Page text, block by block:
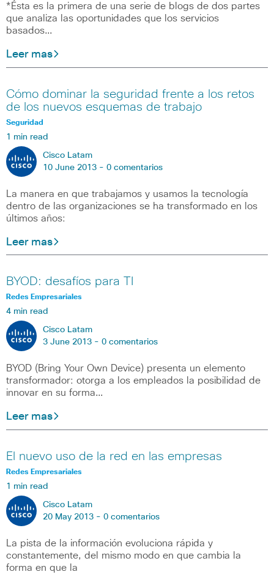
*Ésta es la primera de una serie de blogs de dos partes
que analiza las oportunidades que los servicios
basados…
Leer mas
Cómo dominar la seguridad frente a los retos
de los nuevos esquemas de trabajo
Seguridad
1 min read
Cisco Latam
10 June 2013 - 0 comentarios
La manera en que trabajamos y usamos la tecnología
dentro de las organizaciones se ha transformado en los
últimos años:
Leer mas
BYOD: desafíos para TI
Redes Empresariales
4 min read
Cisco Latam
3 June 2013 - 0 comentarios
BYOD (Bring Your Own Device) presenta un elemento
transformador: otorga a los empleados la posibilidad de
innovar en su forma…
Leer mas
El nuevo uso de la red en las empresas
Redes Empresariales
1 min read
Cisco Latam
20 May 2013 - 0 comentarios
La pista de la información evoluciona rápida y
constantemente, del mismo modo en que cambia la
forma en que la